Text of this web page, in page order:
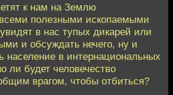
к нам на Землю
полезными ископаемыми
в нас тупых дикарей или
и обсуждать нечего, ну и
население в интернациональных
ли будет человечество
врагом, чтобы отбиться?